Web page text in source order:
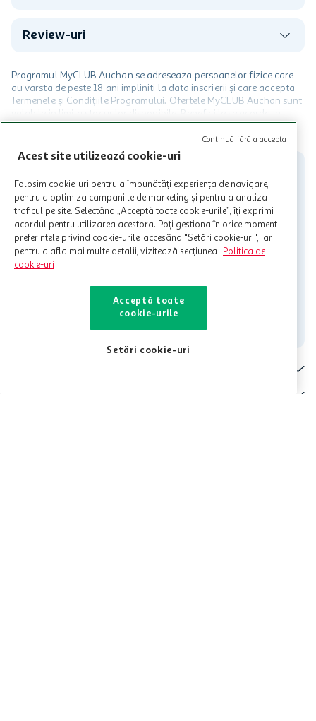
Review-uri
Programul MyCLUB Auchan se adreseaza persoanelor fizice care
au varsta de peste 18 ani impliniti la data inscrierii și care accepta
Termenele și Condițiile Programului. Ofertele MyCLUB Auchan sunt
limita a 12 unitati / card client o singura data in perioada promotiei.
Cardul poate fi utilizat doar in legatura cu magazinele Auchan
participante și pentru acțiuni promotionale indicate de Auchan si
nu raspunde pentru imposibilitatea utilizarii Cardului in perioada in
care aceste este suspendat sau in perioada in care sunt efectuate
intretineri sau reparatii tehnice la sistemul de utilizarea al Cardului.
Contacteaza-ne!
021-9141 contact@auchan.ro
Contact
Cine suntem
Acest site utilizează cookie-uri
Folosim cookie-uri pentru a îmbunătăți experiența de navigare,
pentru a optimiza campaniile de marketing și pentru a analiza
traficul pe site. Selectând „Acceptă toate cookie-urile”, îți exprimi
acordul pentru utilizarea acestora. Poți gestiona în orice moment
preferințele privind cookie-urile, accesând "Setări cookie-uri", iar
pentru a afla mai multe detalii, vizitează secțiunea
Politica de
cookie-uri
Acceptă toate
cookie-urile
Setări cookie-uri
Continuă fără a accepta